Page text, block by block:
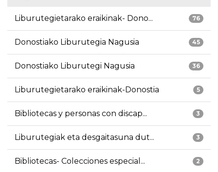
76
Liburutegietarako eraikinak- Dono...
45
Donostiako Liburutegia Nagusia
36
Donostiako Liburutegi Nagusia
5
Liburutegietarako eraikinak-Donostia
3
Bibliotecas y personas con discap...
3
Liburutegiak eta desgaitasuna dut...
2
Bibliotecas- Colecciones especial...